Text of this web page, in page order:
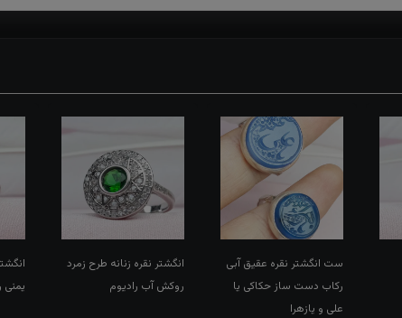
ست انگشتر نقره عقیق آبی
رکاب دست ساز حکاکی یا
علی و یازهرا
انگشتر نقره زنانه طرح زمرد
روکش آب رادیوم